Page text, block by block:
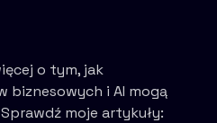
o tym, jak
biznesowych i AI mogą
moje artykuły: